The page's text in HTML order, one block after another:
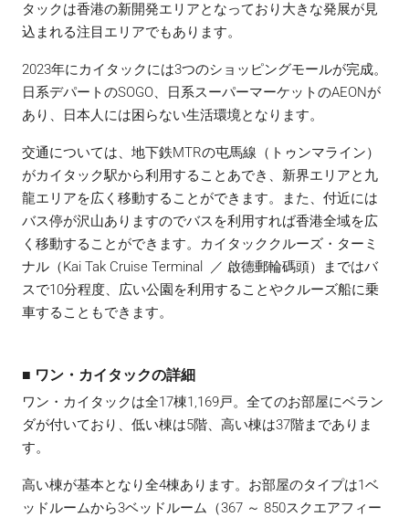
タックは香港の新開発エリアとなっており大きな発展が見
込まれる注目エリアでもあります。
2023年にカイタックには3つのショッピングモールが完成。
日系デパートのSOGO、日系スーパーマーケットのAEONが
あり、日本人には困らない生活環境となります。
交通については、地下鉄MTRの屯馬線（トゥンマライン）
がカイタック駅から利用することあでき、新界エリアと九
龍エリアを広く移動することができます。また、付近には
バス停が沢山ありますのでバスを利用すれば香港全域を広
く移動することができます。カイタッククルーズ・ターミ
ナル（Kai Tak Cruise Terminal ／ 啟德郵輪碼頭）まではバ
スで10分程度、広い公園を利用することやクルーズ船に乗
車することもできます。
■ ワン・カイタックの詳細
ワン・カイタックは全17棟1,169戸。全てのお部屋にベラン
ダが付いており、低い棟は5階、高い棟は37階までありま
す。
高い棟が基本となり全4棟あります。お部屋のタイプは1ベ
ッドルームから3ベッドルーム（367 ～ 850スクエアフィー